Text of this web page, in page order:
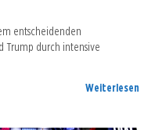
entscheidenden
Trump durch intensive
Weiterlesen